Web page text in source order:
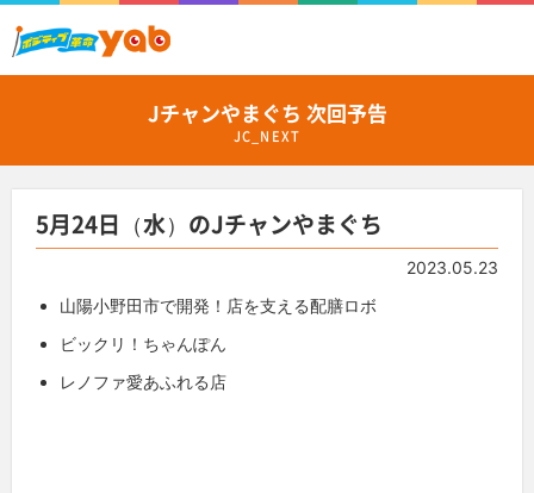
Jチャンやまぐち 次回予告
JC_NEXT
5月24日（水）のJチャンやまぐち
2023.05.23
山陽小野田市で開発！店を支える配膳ロボ
ビックリ！ちゃんぽん
レノファ愛あふれる店